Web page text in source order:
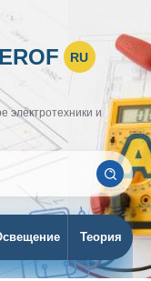
RU
электротехники и
Теория